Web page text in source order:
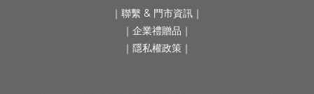
｜ 聯繫 & 門市資訊 ｜
｜ 企業禮贈品 ｜
｜隱私權政策｜